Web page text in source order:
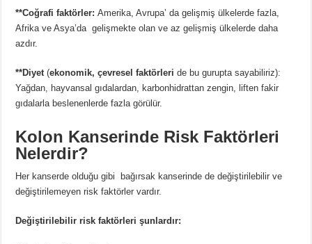
**Coğrafi faktörler:Amerika, Avrupa’ da gelişmiş ülkelerde fazla,
Afrika ve Asya’da gelişmekte olan ve az gelişmiş ülkelerde daha
azdır.
**Diyet(ekonomik, çevresel faktörleri de bu gurupta sayabiliriz):
Yağdan, hayvansal gıdalardan, karbonhidrattan zengin, liften fakir
gıdalarla beslenenlerde fazla görülür.
Kolon Kanserinde Risk Faktörleri
Nelerdir?
Her kanserde olduğu gibi bağırsak kanserinde de değiştirilebilir ve
değiştirilemeyen risk faktörler vardır.
Değiştirilebilir risk faktörleri şunlardır: